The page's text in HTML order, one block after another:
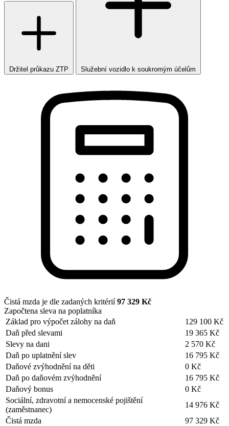
Držitel průkazu ZTP Služební vozidlo k soukromým účelům
Čistá mzda je dle zadaných kritérií97 329 Kč
Započtena sleva na poplatníka
Základ pro výpočet zálohy na daň
129 100 Kč
Daň před slevami
19 365 Kč
Slevy na dani
2 570 Kč
Daň po uplatnění slev
16 795 Kč
Daňové zvýhodnění na děti
0 Kč
Daň po daňovém zvýhodnění
16 795 Kč
Daňový bonus
0 Kč
Sociální, zdravotní a nemocenské pojištění
(zaměstnanec)
14 976 Kč
Čistá mzda
97 329 Kč